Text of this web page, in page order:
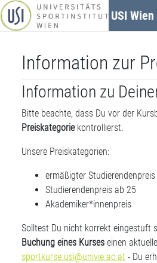
Zum Hauptinhalt
USI Wien
Information zur
Information zu
Bitte beachte, dass Du vor der
Preiskategoriekontrollierst.
Unsere Preiskategorien:
ermäßigter
Studierendenpreis ab 25
Akademiker*innenpreis
Solltest Du nicht korrekt eingestuft
Buchung eines Kurses einen
sportkurse.usi@univie.ac.at - Du